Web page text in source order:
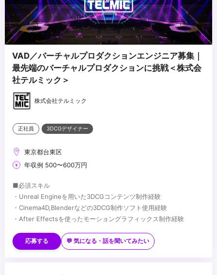
VAD／バーチャルプロダクションエンジニア募集｜
最先端のバーチャルプロダクションに挑戦＜株式会
社テルミック＞
株式会社テルミック
正社員 3DCGデザイナー
東京都台東区
年収例 500〜600万円
■必須スキル
・Unreal Engineを用いた3DCGコンテンツ制作経験
・Cinema4D,Blenderなどの3DCG制作ソフト使用経験
・After Effectsを使ったモーショングラフィックス制作経験
・Davinci Resolve使用経験
・LEDビジョン、カメラ、照明に関する知識・経験
応募する 💬 気になる・話を聞いてみたい